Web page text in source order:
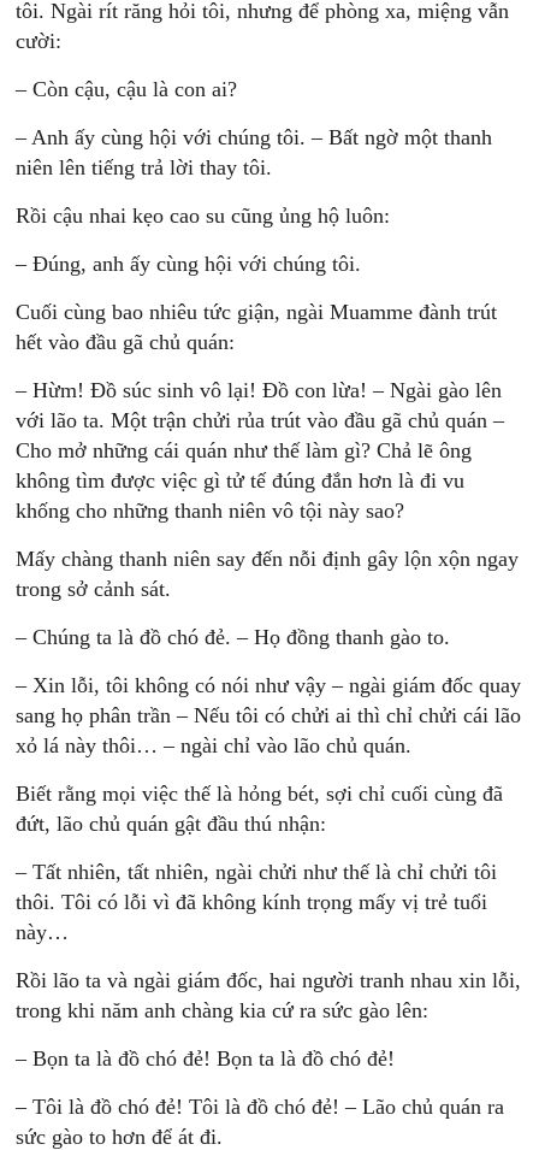
tôi. Ngài rít răng hỏi tôi, nhưng để phòng xa, miệng vẫn
cười:
– Còn cậu, cậu là con ai?
– Anh ấy cùng hội với chúng tôi. – Bất ngờ một thanh
niên lên tiếng trả lời thay tôi.
Rồi cậu nhai kẹo cao su cũng ủng hộ luôn:
– Đúng, anh ấy cùng hội với chúng tôi.
Cuối cùng bao nhiêu tức giận, ngài Muamme đành trút
hết vào đầu gã chủ quán:
– Hừm! Đồ súc sinh vô lại! Đồ con lừa! – Ngài gào lên
với lão ta. Một trận chửi rủa trút vào đầu gã chủ quán –
Cho mở những cái quán như thế làm gì? Chả lẽ ông
không tìm được việc gì tử tế đúng đắn hơn là đi vu
khống cho những thanh niên vô tội này sao?
Mấy chàng thanh niên say đến nỗi định gây lộn xộn ngay
trong sở cảnh sát.
– Chúng ta là đồ chó đẻ. – Họ đồng thanh gào to.
– Xin lỗi, tôi không có nói như vậy – ngài giám đốc quay
sang họ phân trần – Nếu tôi có chửi ai thì chỉ chửi cái lão
xỏ lá này thôi… – ngài chỉ vào lão chủ quán.
Biết rằng mọi việc thế là hỏng bét, sợi chỉ cuối cùng đã
đứt, lão chủ quán gật đầu thú nhận:
– Tất nhiên, tất nhiên, ngài chửi như thế là chỉ chửi tôi
thôi. Tôi có lỗi vì đã không kính trọng mấy vị trẻ tuổi
này…
Rồi lão ta và ngài giám đốc, hai người tranh nhau xin lỗi,
trong khi năm anh chàng kia cứ ra sức gào lên:
– Bọn ta là đồ chó đẻ! Bọn ta là đồ chó đẻ!
– Tôi là đồ chó đẻ! Tôi là đồ chó đẻ! – Lão chủ quán ra
sức gào to hơn để át đi.